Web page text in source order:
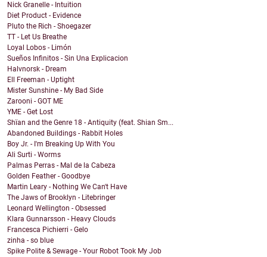
Nick Granelle - Intuition
Diet Product - Evidence
Pluto the Rich - Shoegazer
TT - Let Us Breathe
Loyal Lobos - Limón
Sueños Infinitos - Sin Una Explicacion
Halvnorsk - Dream
Ell Freeman - Uptight
Mister Sunshine - My Bad Side
Zarooni - GOT ME
YME - Get Lost
Shïan and the Genre 18 - Antiquity (feat. Shian Sm...
Abandoned Buildings - Rabbit Holes
Boy Jr. - I'm Breaking Up With You
Ali Surti - Worms
Palmas Perras - Mal de la Cabeza
Golden Feather - Goodbye
Martin Leary - Nothing We Can't Have
The Jaws of Brooklyn - Litebringer
Leonard Wellington - Obsessed
Klara Gunnarsson - Heavy Clouds
Francesca Pichierri - Gelo
zinha - so blue
Spike Polite & Sewage - Your Robot Took My Job